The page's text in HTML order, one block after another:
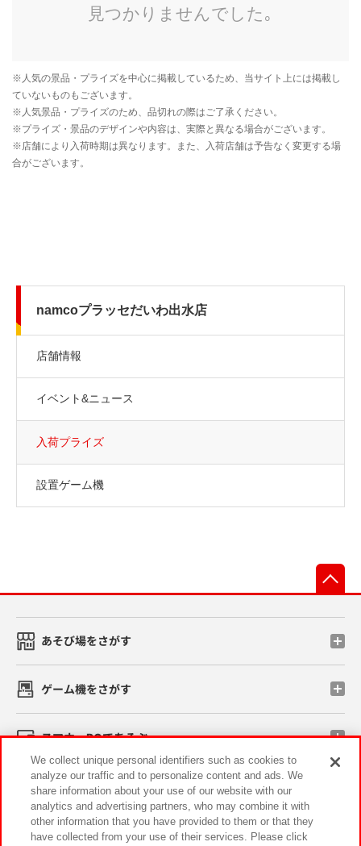
namcoプラッセだいわ出水店
店舗情報
イベント&ニュース
入荷プライズ
設置ゲーム機
あそび場をさがす
ゲーム機をさがす
スマホ・PCであそぶ
イベント・キャンペーン
We collect unique personal identifiers such as cookies to
analyze our traffic and to personalize content and ads. We
share information about your use of our website with our
analytics and advertising partners, who may combine it with
other information that you have provided to them or that they
have collected from your use of their services. Please click